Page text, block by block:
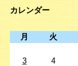
カレンダー
月 火
3
4